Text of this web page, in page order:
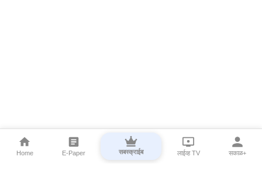
Home E-Paper सबस्क्राईब लाईव्ह TV सकाळ+